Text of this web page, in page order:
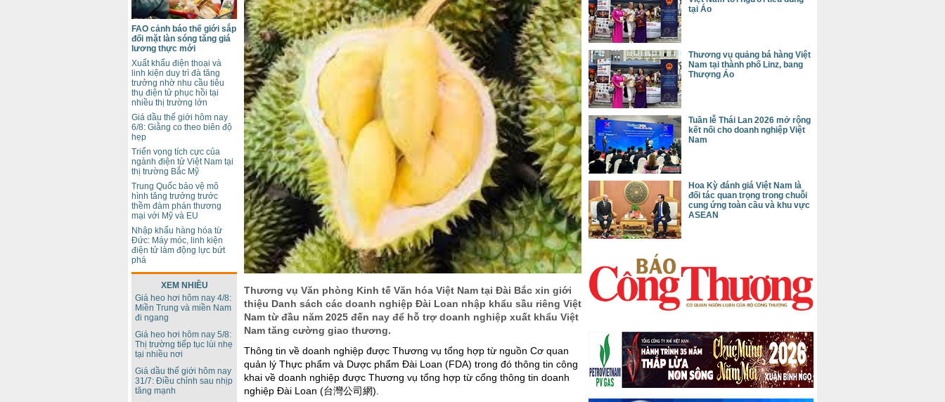
Thương vụ Văn phòng Kinh tế Văn hóa Việt Nam tại Đài Bắc xin giới
thiệu Danh sách các doanh nghiệp Đài Loan nhập khẩu sầu riêng Việt
Nam từ đầu năm 2025 đến nay để hỗ trợ doanh nghiệp xuất khẩu Việt
Nam tăng cường giao thương.
Thông tin về doanh nghiệp được Thương vụ tổng hợp từ nguồn Cơ quan
quản lý Thực phẩm và Dược phẩm Đài Loan (FDA) trong đó thông tin công
khai về doanh nghiệp được Thương vụ tổng hợp từ cổng thông tin doanh
nghiệp Đài Loan (台灣公司網).
FAO cảnh báo thế giới sắp
đối mặt làn sóng tăng giá
lương thực mới
Xuất khẩu điện thoại và
linh kiện duy trì đà tăng
trưởng nhờ nhu cầu tiêu
thụ điện tử phục hồi tại
nhiều thị trường lớn
Giá dầu thế giới hôm nay
6/8: Giằng co theo biên độ
hẹp
Triển vọng tích cực của
ngành điện tử Việt Nam tại
thị trường Bắc Mỹ
Trung Quốc bảo vệ mô
hình tăng trưởng trước
thềm đàm phán thương
mại với Mỹ và EU
Nhập khẩu hàng hóa từ
Đức: Máy móc, linh kiện
điện tử làm động lực bứt
phá
XEM NHIỀU
Giá heo hơi hôm nay 4/8:
Miền Trung và miền Nam
đi ngang
Giá heo hơi hôm nay 5/8:
Thị trường tiếp tục lùi nhẹ
tại nhiều nơi
Giá dầu thế giới hôm nay
31/7: Điều chỉnh sau nhịp
tăng mạnh
tại Áo
Thương vụ quảng bá hàng Việt
Nam tại thành phố Linz, bang
Thượng Áo
Tuần lễ Thái Lan 2026 mở rộng
kết nối cho doanh nghiệp Việt
Nam
Hoa Kỳ đánh giá Việt Nam là
đối tác quan trọng trong chuỗi
cung ứng toàn cầu và khu vực
ASEAN